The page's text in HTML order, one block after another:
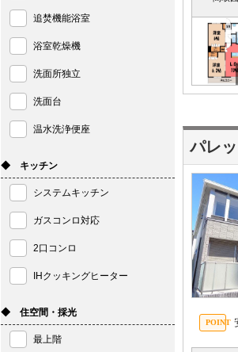
パレッ
追焚機能浴室
浴室乾燥機
洗面所独立
洗面台
温水洗浄便座
◆ キッチン
システムキッチン
ガスコンロ対応
2口コンロ
IHクッキングヒーター
◆ 住空間・採光
最上階